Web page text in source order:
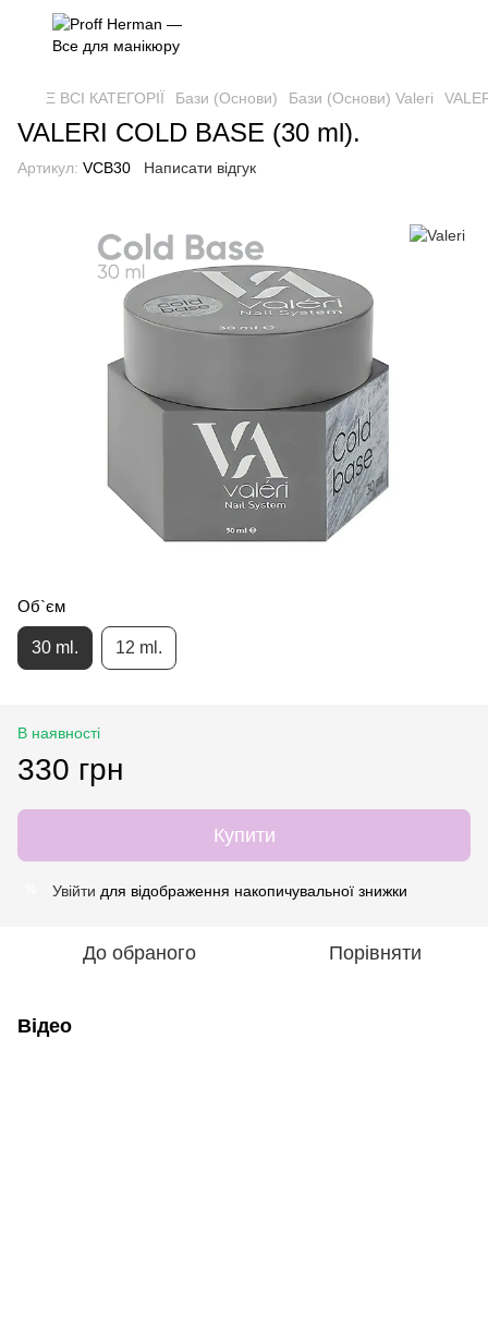
Ξ ВСІ КАТЕГОРІЇ Бази (Основи) Бази (Основи) Valeri
VALERI COLD BASE (30 ml).
Артикул: VCB30 Написати відгук
Об`єм
30 ml. 12 ml.
В наявності
330 грн
Купити
Увійти для відображення накопичувальної знижки
До обраного Порівняти
Відео